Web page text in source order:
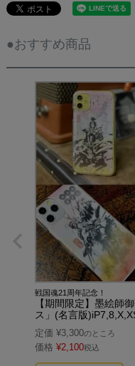
●おすすめ商品
戦国魂21周年記念！
【期間限定】墨絵師
ス」(名言版
定価 ¥3,300のところ
価格 ¥2,100税込